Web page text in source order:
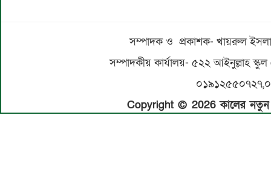
সম্পাদক ও প্রকাশক- খায়রুল
সম্পাদকীয় কার্যালয়- ৫২২ আইনুল্লাহ
Copyright © 2026 কালের